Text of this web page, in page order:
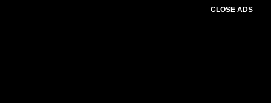
CLOSE ADS